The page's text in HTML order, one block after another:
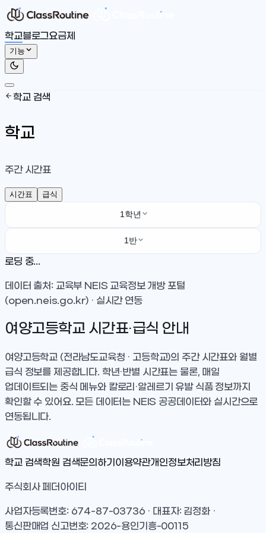
학교블로그요금제
기능
학교 검색
학교
주간 시간표
시간표 급식
1학년
1반
로딩 중...
데이터 출처: 교육부 NEIS 교육정보 개방 포털
(open.neis.go.kr) · 실시간 연동
여양고등학교 시간표·급식 안내
여양고등학교 (전라남도교육청 · 고등학교)의 주간 시간표와 월별
급식 정보를 제공합니다. 학년·반별 시간표는 물론, 매일
업데이트되는 중식 메뉴와 칼로리·알레르기 유발 식품 정보까지
확인할 수 있어요. 모든 데이터는 NEIS 공공데이터와 실시간으로
연동됩니다.
학교 검색학원 검색문의하기 이용약관개인정보처리방침
주식회사 페더아이티
사업자등록번호: 674-87-03736 · 대표자: 김정화 ·
통신판매업 신고번호: 2026-용인기흥-00115